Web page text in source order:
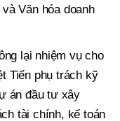
Văn hóa doanh
lại nhiệm vụ cho
Tiến phụ trách kỹ
án đầu tư xây
tài chính, kế toán